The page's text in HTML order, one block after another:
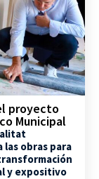
proyecto
Municipal
las obras para
y expositivo